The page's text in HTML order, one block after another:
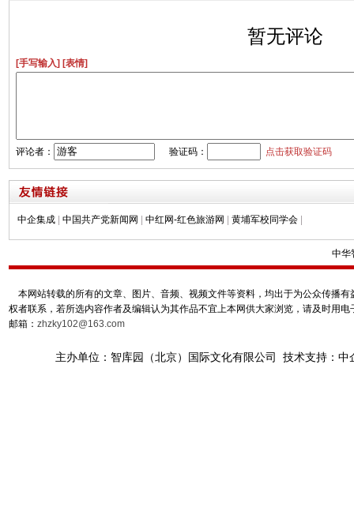
暂无评论
[手写输入] [表情]
评论者： 验证码： 点击获取验证码
中企集成 | 中国共产党新闻网 | 中红网-红色旅游网 | 黄埔军校同学会 |
中华
本网站转载的所有的文章、图片、音频、视频文件等资料，均出于为公众传播
权者联系，若所选内容作者及编辑认为其作品不宜上本网供大家浏览，请及时用
邮箱： zhzky102@163.com
主办单位：智库园（北京）国际文化有限公司 技术支持：